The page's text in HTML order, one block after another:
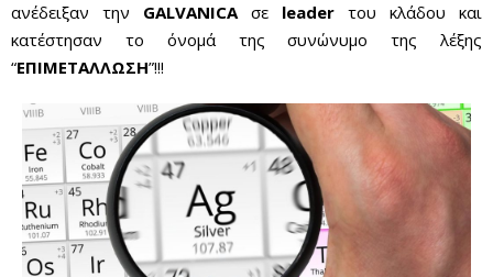
ανέδειξαν την GALVANICAσε leader του κλάδου και
κατέστησαν το όνομά της συνώνυμο της λέξης
“ΕΠΙΜΕΤΑΛΛΩΣΗ”!!!